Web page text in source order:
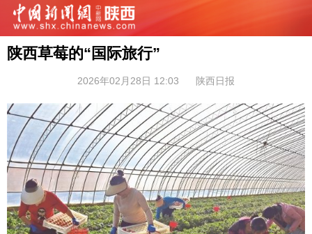
陕西草莓的“国际旅行”
2026年02月28日 12:03 陕西日报